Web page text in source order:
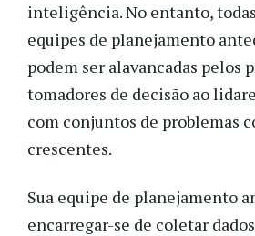
inteligência. No entanto,
equipes de planejamento
podem ser alavancadas pelos
tomadores de decisão ao
com conjuntos de problemas
crescentes.
Sua equipe de planejamento
encarregar-se de coletar